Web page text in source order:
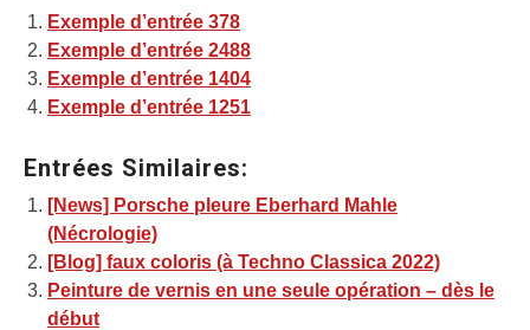
Exemple d’entrée 378
Exemple d’entrée 2488
Exemple d’entrée 1404
Exemple d’entrée 1251
Entrées Similaires:
[News] Porsche pleure Eberhard Mahle
(Nécrologie)
[Blog] faux coloris (à Techno Classica 2022)
Peinture de vernis en une seule opération – dès le
début